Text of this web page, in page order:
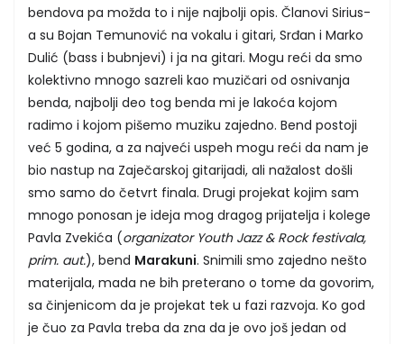
bendova pa možda to i nije najbolji opis. Članovi Sirius-
a su Bojan Temunović na vokalu i gitari, Srđan i Marko
Dulić (bass i bubnjevi) i ja na gitari. Mogu reći da smo
kolektivno mnogo sazreli kao muzičari od osnivanja
benda, najbolji deo tog benda mi je lakoća kojom
radimo i kojom pišemo muziku zajedno. Bend postoji
već 5 godina, a za najveći uspeh mogu reći da nam je
bio nastup na Zaječarskoj gitarijadi, ali nažalost došli
smo samo do četvrt finala. Drugi projekat kojim sam
mnogo ponosan je ideja mog dragog prijatelja i kolege
Pavla Zvekića (organizator Youth Jazz & Rock festivala,
prim. aut.), bend Marakuni. Snimili smo zajedno nešto
materijala, mada ne bih preterano o tome da govorim,
sa činjenicom da je projekat tek u fazi razvoja. Ko god
je čuo za Pavla treba da zna da je ovo još jedan od